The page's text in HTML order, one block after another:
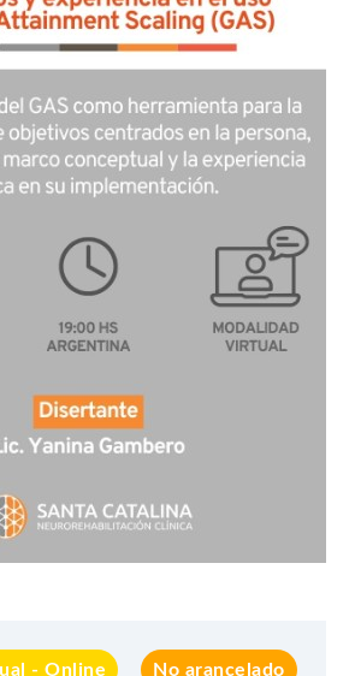
- Online No arancelado